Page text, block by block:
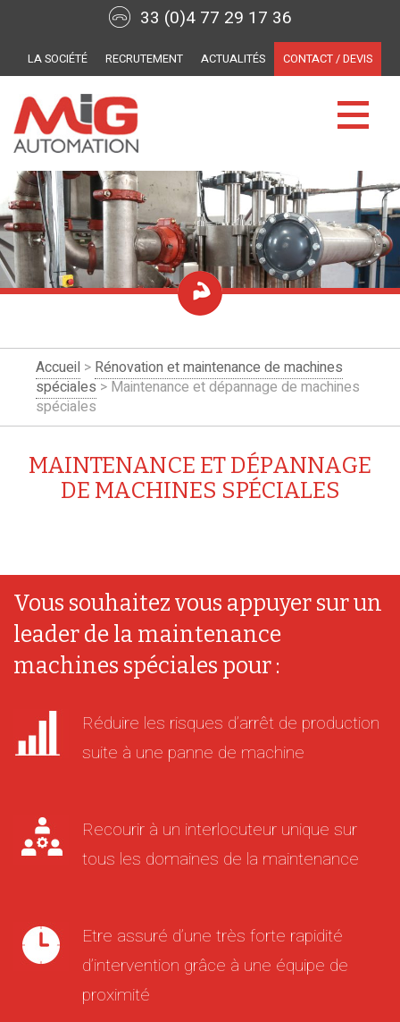
33 (0)4 77 29 17 36
LA SOCIÉTÉ RECRUTEMENT ACTUALITÉS CONTACT / DEVIS
Accueil > Rénovation et maintenance de machines
spéciales > Maintenance et dépannage de machines
spéciales
MAINTENANCE ET DÉPANNAGE
DE MACHINES SPÉCIALES
Vous souhaitez vous appuyer sur un
leader de la maintenance
machines spéciales pour :
Réduire les risques d’arrêt de production
suite à une panne de machine
Recourir à un interlocuteur unique sur
tous les domaines de la maintenance
Etre assuré d’une très forte rapidité
d’intervention grâce à une équipe de
proximité